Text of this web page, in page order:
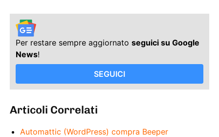
Per restare sempre aggiornato seguici su Google
News!
SEGUICI
Articoli Correlati
Automattic (WordPress) compra Beeper